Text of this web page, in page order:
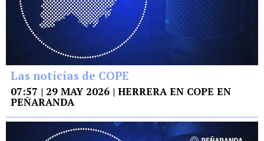
Las noticias de COPE
07:57 | 29 MAY 2026 | HERRERA EN COPE EN
PEÑARANDA